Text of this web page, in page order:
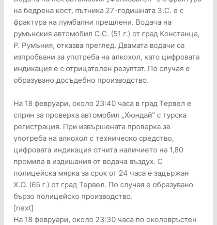
на бедрена кост, пътника 27-годишната З.С. е с
фрактура на лумбални прешлени. Водача на
румънския автомобил С.С. (51 г.) от град Констанца,
Р. Румъния, отказва преглед. Двамата водачи са
изпробвани за употреба на алкохол, като цифровата
индикация е с отрицателен резултат. По случая е
образувано досъдебно производство.
На 18 февруари, около 23:40 часа в град Тервел е
спрян за проверка автомобил „Хюндай” с турска
регистрация. При извършената проверка за
употреба на алкохол с техническо средство,
цифровата индикация отчита наличието на 1,80
промила в издишания от водача въздух. С
полицейска мярка за срок от 24 часа е задържан
Х.О. (65 г.) от град Тервел. По случая е образувано
бързо полицейско производство.
[next]
На 18 февруари, около 23:30 часа по околовръстен